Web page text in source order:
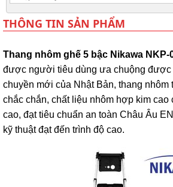
THÔNG TIN SẢN PHẨM
Thang nhôm ghế 5 bậc Nikawa NKP-
được người tiêu dùng ưa chuộng được
chuyền mới của Nhật Bản, thang nhôm
chắc chắn, chất liệu nhôm hợp kim cao
cao, đạt tiêu chuẩn an toàn Châu Âu
kỹ thuật đạt đến trình độ cao.